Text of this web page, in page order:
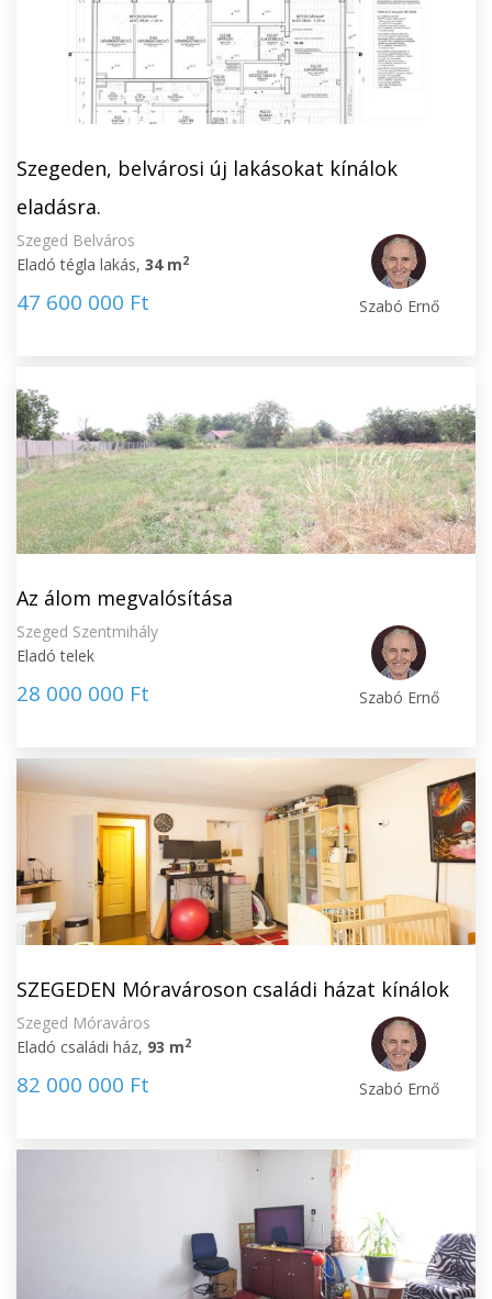
Szegeden, belvárosi új lakásokat kínálok
eladásra.
Szeged Belváros
Eladó tégla lakás, 34 m2
47 600 000 Ft Szabó Ernő
Az álom megvalósítása
Szeged Szentmihály
Eladó telek
28 000 000 Ft Szabó Ernő
SZEGEDEN Móravároson családi házat kínálok
Szeged Móraváros
Eladó családi ház, 93 m2
82 000 000 Ft Szabó Ernő